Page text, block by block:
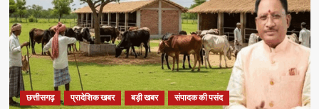
छत्तीसगढ़ प्रादेशिक खबर बड़ी खबर संपादक की पसंद